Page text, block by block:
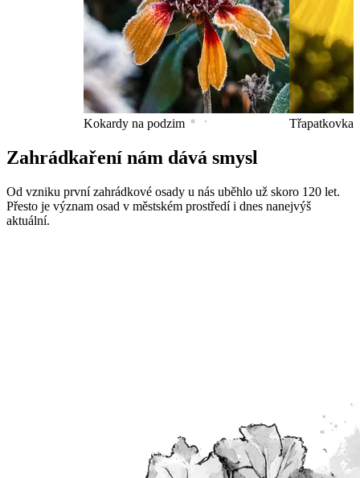
Kokardy na podzim Třapatkovka
Zahrádkaření nám dává smysl
Od vzniku první zahrádkové osady u nás uběhlo už skoro 120 let.
Přesto je význam osad v městském prostředí i dnes nanejvýš
aktuální.